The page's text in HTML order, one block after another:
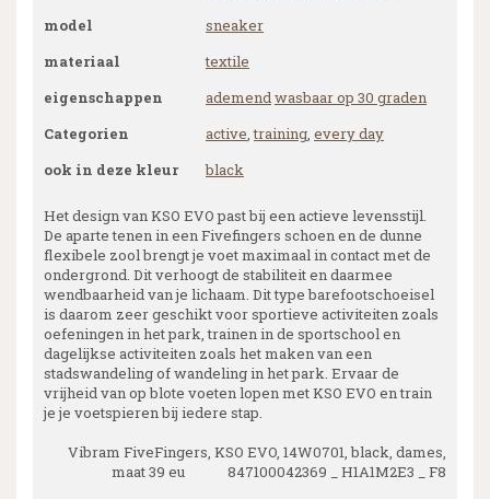
model
sneaker
materiaal
textile
eigenschappen
ademendwasbaar op 30 graden
Categorien
active,training, every day
ook in deze kleur
black
Het design van KSO EVO past bij een actieve levensstijl.
De aparte tenen in een Fivefingers schoen en de dunne
flexibele zool brengt je voet maximaal in contact met de
ondergrond. Dit verhoogt de stabiliteit en daarmee
wendbaarheid van je lichaam. Dit type barefootschoeisel
is daarom zeer geschikt voor sportieve activiteiten zoals
oefeningen in het park, trainen in de sportschool en
dagelijkse activiteiten zoals het maken van een
stadswandeling of wandeling in het park. Ervaar de
vrijheid van op blote voeten lopen met KSO EVO en train
je je voetspieren bij iedere stap.
Vibram FiveFingers, KSO EVO, 14W0701, black, dames,
maat 39 eu 847100042369 _ H1A1M2E3 _ F8